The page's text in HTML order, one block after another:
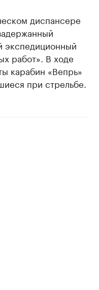
диспансере
экспедиционный
работ». В ходе
карабин «Вепрь»
при стрельбе.